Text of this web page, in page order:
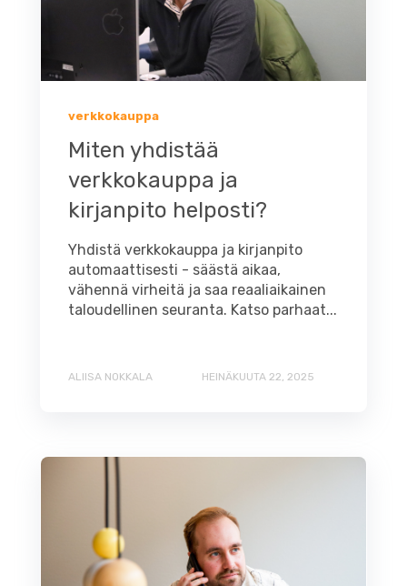
verkkokauppa
Miten yhdistää
verkkokauppa ja
kirjanpito helposti?
Yhdistä verkkokauppa ja kirjanpito
automaattisesti - säästä aikaa,
vähennä virheitä ja saa reaaliaikainen
taloudellinen seuranta. Katso parhaat...
ALIISA NOKKALA HEINÄKUUTA 22, 2025